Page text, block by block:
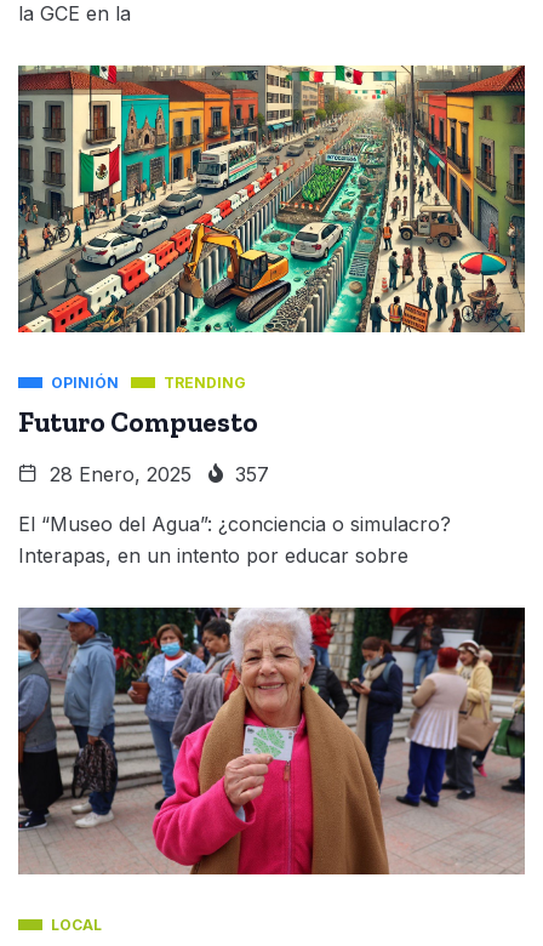
la GCE en la
OPINIÓN TRENDING
Futuro Compuesto
28 Enero, 2025 357
El “Museo del Agua”: ¿conciencia o simulacro?
Interapas, en un intento por educar sobre
LOCAL